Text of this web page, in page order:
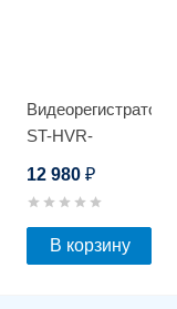
Видеорегистратор
ST-HVR-
12 980 ₽
В корзину